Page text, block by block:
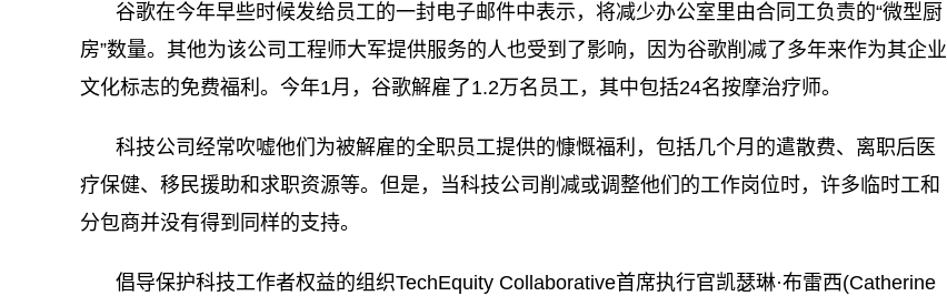
谷歌在今年早些时候发给员工的一封电子邮件中表示，将减少办公室里由合同工负责的“微型厨
房”数量。其他为该公司工程师大军提供服务的人也受到了影响，因为谷歌削减了多年来作为其企业
文化标志的免费福利。今年1月，谷歌解雇了1.2万名员工，其中包括24名按摩治疗师。
科技公司经常吹嘘他们为被解雇的全职员工提供的慷慨福利，包括几个月的遣散费、离职后医
疗保健、移民援助和求职资源等。但是，当科技公司削减或调整他们的工作岗位时，许多临时工和
分包商并没有得到同样的支持。
倡导保护科技工作者权益的组织TechEquity Collaborative首席执行官凯瑟琳·布雷西(Catherine